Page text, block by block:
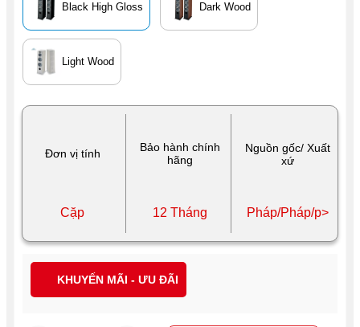
Đơn vị tính
Bảo hành chính
hãng
Nguồn gốc/ Xuất
xứ
Cặp 12 Tháng Pháp/Pháp/p>
Black High Gloss Dark Wood
Light Wood
KHUYẾN MÃI - ƯU ĐÃI